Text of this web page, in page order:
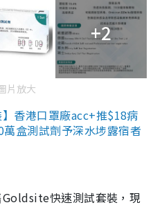
+2
片放大
香港口罩廠acc+推$18病
盒測試劑予深水埗露宿者
快速測試套裝，現